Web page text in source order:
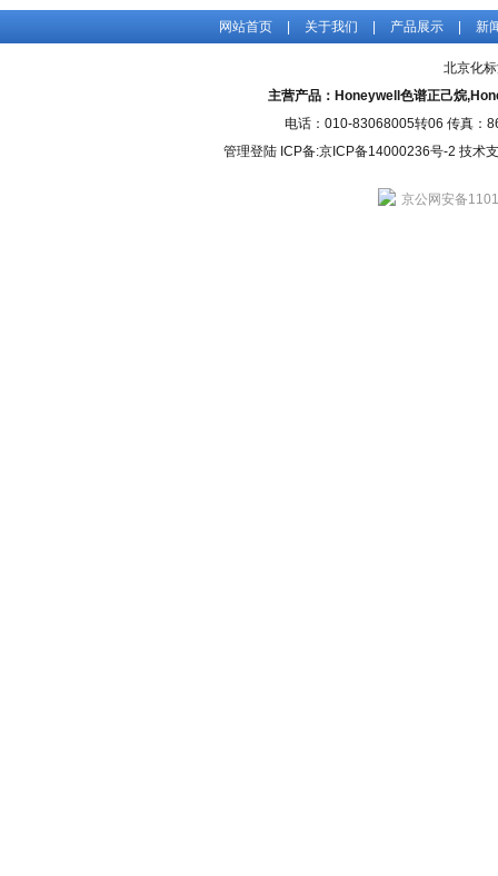
网站首页 关于我们 产品展示 新
北京化
主营产品：Honeywell色谱正己烷
电话：010-83068005转06 传真：
管理登陆ICP备:京ICP备14000236号-2 技术
京公网安备